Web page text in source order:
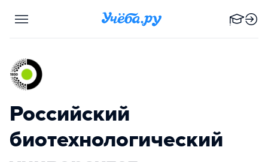
Российский
биотехнологический